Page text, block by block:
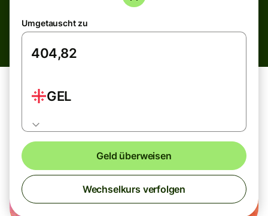
Umgetauscht zu
GEL
Geld überweisen
Wechselkurs verfolgen